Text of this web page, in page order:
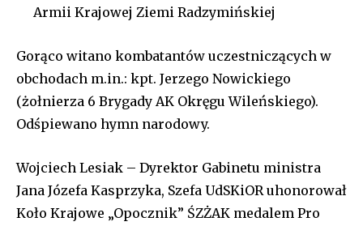
Armii Krajowej Ziemi Radzymińskiej
Gorąco witano kombatantów uczestniczących w
obchodach m.in.: kpt. Jerzego Nowickiego
(żołnierza 6 Brygady AK Okręgu Wileńskiego).
Odśpiewano hymn narodowy.
Wojciech Lesiak – Dyrektor Gabinetu ministra
Jana Józefa Kasprzyka, Szefa UdSKiOR uhonorował
Koło Krajowe „Opocznik” ŚZŻAK medalem Pro